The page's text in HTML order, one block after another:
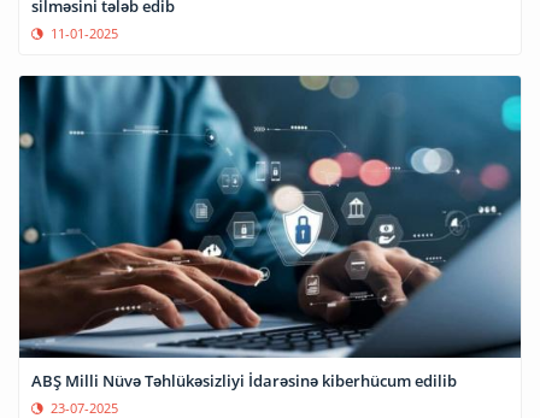
silməsini tələb edib
11-01-2025
ABŞ Milli Nüvə Təhlükəsizliyi İdarəsinə kiberhücum edilib
23-07-2025